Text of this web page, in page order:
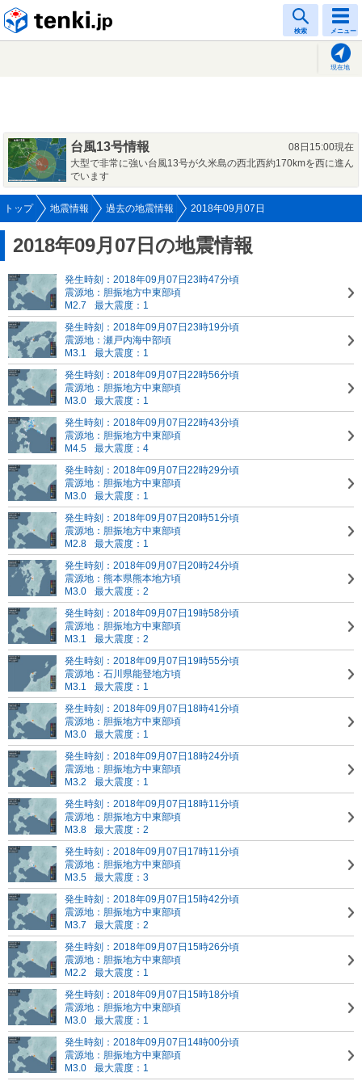
検索 メニュー
現在地
台風13号情報
08日15:00現在
大型で非常に強い台風13号が久米島の西北西約170kmを西に進ん
でいます
トップ 地震情報 過去の地震情報 2018年09月07日
2018年09月07日の地震情報
発生時刻：2018年09月07日23時47分頃
震源地：胆振地方中東部頃
M2.7
最大震度：1
発生時刻：2018年09月07日23時19分頃
震源地：瀬戸内海中部頃
M3.1
最大震度：1
発生時刻：2018年09月07日22時56分頃
震源地：胆振地方中東部頃
M3.0
最大震度：1
発生時刻：2018年09月07日22時43分頃
震源地：胆振地方中東部頃
M4.5
最大震度：4
発生時刻：2018年09月07日22時29分頃
震源地：胆振地方中東部頃
M3.0
最大震度：1
発生時刻：2018年09月07日20時51分頃
震源地：胆振地方中東部頃
M2.8
最大震度：1
発生時刻：2018年09月07日20時24分頃
震源地：熊本県熊本地方頃
M3.0
最大震度：2
発生時刻：2018年09月07日19時58分頃
震源地：胆振地方中東部頃
M3.1
最大震度：2
発生時刻：2018年09月07日19時55分頃
震源地：石川県能登地方頃
M3.1
最大震度：1
発生時刻：2018年09月07日18時41分頃
震源地：胆振地方中東部頃
M3.0
最大震度：1
発生時刻：2018年09月07日18時24分頃
震源地：胆振地方中東部頃
M3.2
最大震度：1
発生時刻：2018年09月07日18時11分頃
震源地：胆振地方中東部頃
M3.8
最大震度：2
発生時刻：2018年09月07日17時11分頃
震源地：胆振地方中東部頃
M3.5
最大震度：3
発生時刻：2018年09月07日15時42分頃
震源地：胆振地方中東部頃
M3.7
最大震度：2
発生時刻：2018年09月07日15時26分頃
震源地：胆振地方中東部頃
M2.2
最大震度：1
発生時刻：2018年09月07日15時18分頃
震源地：胆振地方中東部頃
M3.0
最大震度：1
発生時刻：2018年09月07日14時00分頃
震源地：胆振地方中東部頃
M3.0
最大震度：1